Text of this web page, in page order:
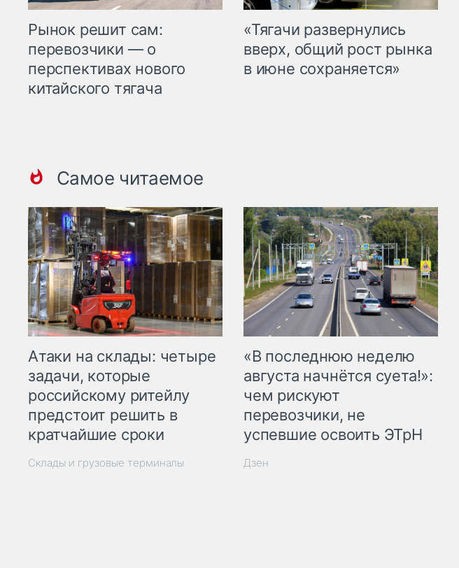
Рынок решит сам:
перевозчики — о
перспективах нового
китайского тягача
«Тягачи развернулись
вверх, общий рост рынка
в июне сохраняется»
Самое читаемое
Атаки на склады: четыре
задачи, которые
российскому ритейлу
предстоит решить в
кратчайшие сроки
Склады и грузовые терминалы
«В последнюю неделю
августа начнётся суета!»:
чем рискуют
перевозчики, не
успевшие освоить ЭТрН
Дзен